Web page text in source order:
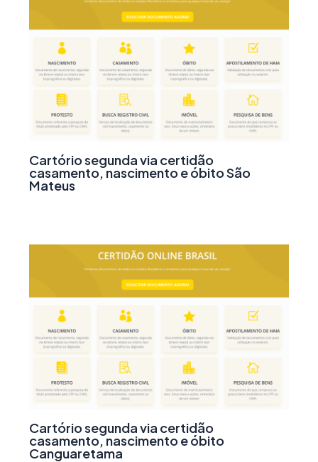
Cartório segunda via certidão
casamento, nascimento e óbito São
Mateus
Cartório segunda via certidão
casamento, nascimento e óbito
Canguaretama